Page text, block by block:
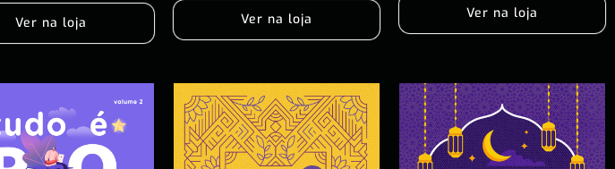
Ver na loja Ver na loja Ver na loja